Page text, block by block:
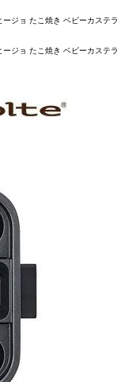
ジョ たこ焼き ベビーカス
ジョ たこ焼き ベビーカス